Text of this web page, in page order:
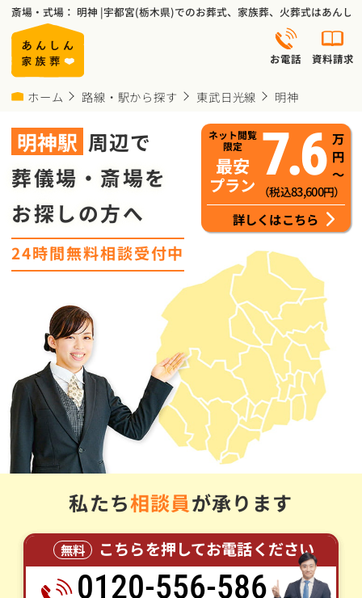
斎場・式場： 明神 |宇都宮(栃木県)でのお葬式、家族葬、火葬式はあんし
お電話 資料請求
ホーム 路線・駅から探す 東武日光線 明神
7.6 万
円
～
（税込83,600円）
ネット閲覧
限定
最安
プラン
詳しくはこちら
明神駅 周辺で
葬儀場・斎場を
お探しの方へ
24時間無料相談受付中
私たち相談員が承ります
無料 こちらを押してお電話ください
0120-556-586